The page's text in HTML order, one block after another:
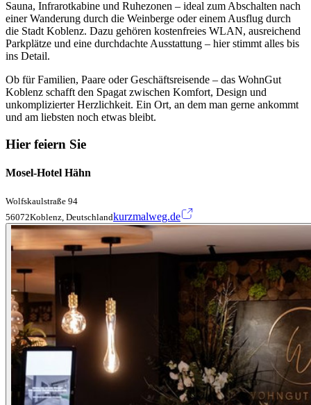
Sauna, Infrarotkabine und Ruhezonen – ideal zum Abschalten nach
einer Wanderung durch die Weinberge oder einem Ausflug durch
die Stadt Koblenz. Dazu gehören kostenfreies WLAN, ausreichend
Parkplätze und eine durchdachte Ausstattung – hier stimmt alles bis
ins Detail.
Ob für Familien, Paare oder Geschäftsreisende – das WohnGut
Koblenz schafft den Spagat zwischen Komfort, Design und
unkomplizierter Herzlichkeit. Ein Ort, an dem man gerne ankommt
und am liebsten noch etwas bleibt.
Hier feiern Sie
Mosel-Hotel Hähn
Wolfskaulstraße 94
56072Koblenz, Deutschlandkurzmalweg.de